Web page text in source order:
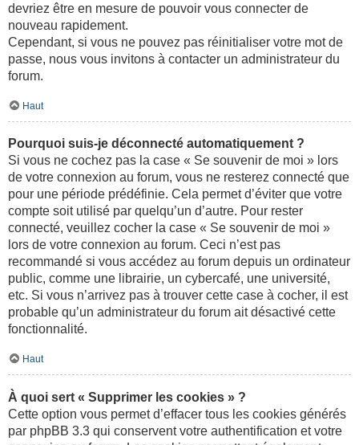
devriez être en mesure de pouvoir vous connecter de
nouveau rapidement.
Cependant, si vous ne pouvez pas réinitialiser votre mot de
passe, nous vous invitons à contacter un administrateur du
forum.
Haut
Pourquoi suis-je déconnecté automatiquement ?
Si vous ne cochez pas la case « Se souvenir de moi » lors
de votre connexion au forum, vous ne resterez connecté que
pour une période prédéfinie. Cela permet d’éviter que votre
compte soit utilisé par quelqu’un d’autre. Pour rester
connecté, veuillez cocher la case « Se souvenir de moi »
lors de votre connexion au forum. Ceci n’est pas
recommandé si vous accédez au forum depuis un ordinateur
public, comme une librairie, un cybercafé, une université,
etc. Si vous n’arrivez pas à trouver cette case à cocher, il est
probable qu’un administrateur du forum ait désactivé cette
fonctionnalité.
Haut
À quoi sert « Supprimer les cookies » ?
Cette option vous permet d’effacer tous les cookies générés
par phpBB 3.3 qui conservent votre authentification et votre